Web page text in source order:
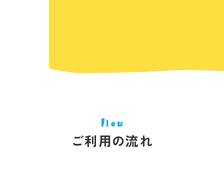
Flow
ご利用の流れ